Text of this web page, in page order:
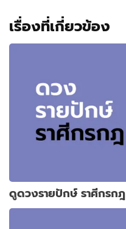
เรื่องที่เกี่ยวข้อง
ดูดวงรายปักษ์ ราศีกรกฎ